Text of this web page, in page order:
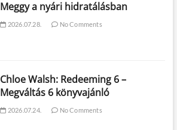
Meggy a nyári hidratálásban
2026.07.28. No Comments
Chloe Walsh: Redeeming 6 –
Megváltás 6 könyvajánló
2026.07.24. No Comments